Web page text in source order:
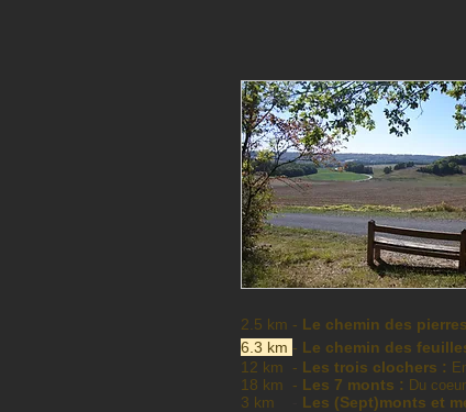
2.5 km - Le chemin des
6.3 km - Le chemin des
12 km - Les trois clochers :
​18 km - Les 7 monts : Du
3 km Les (Sept)monts et